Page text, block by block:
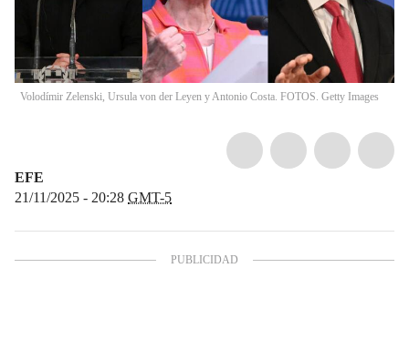
Volodímir Zelenski, Ursula von der Leyen y Antonio Costa. FOTOS. Getty Images
EFE
21/11/2025 - 20:28 GMT-5